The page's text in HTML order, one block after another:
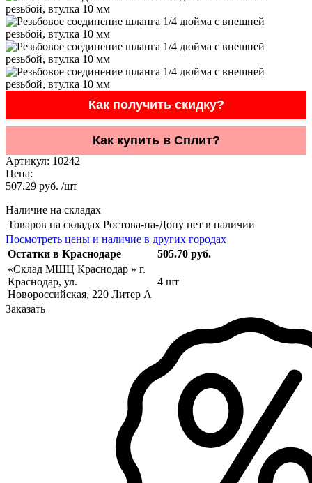
Как получить скидку?
Как купить в Сплит?
Артикул: 10242
Цена:
507.29 руб. /шт
Наличие на складах
Товаров на складах Ростова-на-Дону нет в наличии
Посмотреть цены и наличие в других городах
Остатки в Краснодаре
505.70 руб.
«Склад МШЦ Краснодар » г.
Краснодар, ул.
Новороссийская, 220 Литер А
4 шт
Заказать